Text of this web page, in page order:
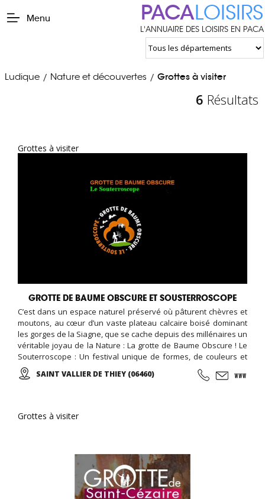
Menu PACALOISIRS
L'ANNUAIRE DES LOISIRS EN PACA
Ludique / Nature et découvertes / Grottes à visiter
6 Résultats
Grottes à visiter
GROTTE DE BAUME OBSCURE ET SOUSTERROSCOPE
C’est dans un espace naturel préservé où pâturent chèvres et
moutons, au cœur d’un vaste plateau calcaire boisé dominant
les gorges de la Siagne, que se cache depuis des millénaires un
véritable joyau de la Nature : La grotte de Baume Obscure ! Le
Souterroscope : Un festival unique de formes, de couleurs et
de musique pour magnifier l’œuvre créatrice de la Nature ...
SAINT VALLIER DE THIEY (06460)
Grottes à visiter